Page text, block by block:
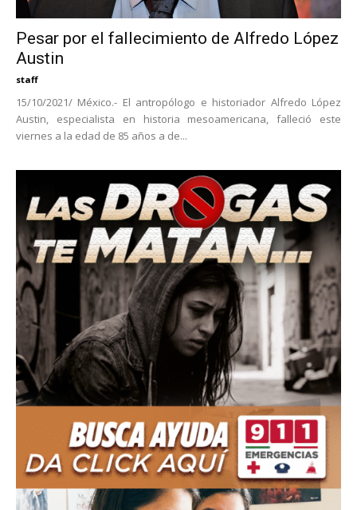
Pesar por el fallecimiento de Alfredo López
Austin
staff
15/10/2021/ México.- El antropólogo e historiador Alfredo López
Austin, especialista en historia mesoamericana, falleció este
viernes a la edad de 85 años a de...